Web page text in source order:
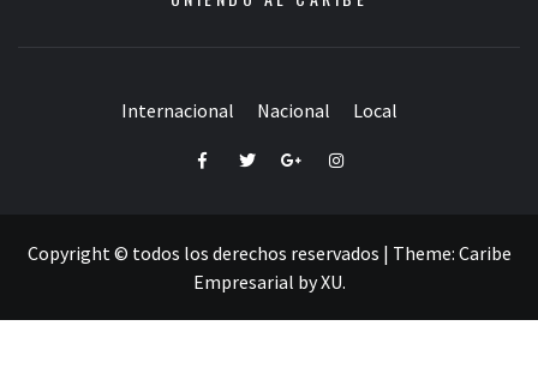
Internacional Nacional Local
FacebookTwitterGoogle+Instagram
Copyright © todos los derechos reservados | Theme: Caribe
Empresarial byXU.